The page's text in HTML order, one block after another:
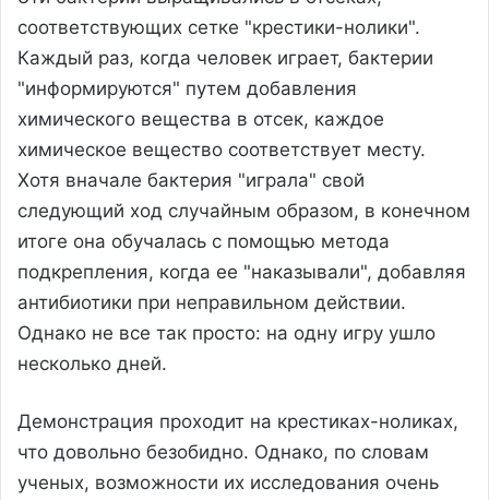
соответствующих сетке "крестики-нолики".
Каждый раз, когда человек играет, бактерии
"информируются" путем добавления
химического вещества в отсек, каждое
химическое вещество соответствует месту.
Хотя вначале бактерия "играла" свой
следующий ход случайным образом, в конечном
итоге она обучалась с помощью метода
подкрепления, когда ее "наказывали", добавляя
антибиотики при неправильном действии.
Однако не все так просто: на одну игру ушло
несколько дней.
Демонстрация проходит на крестиках-ноликах,
что довольно безобидно. Однако, по словам
ученых, возможности их исследования очень